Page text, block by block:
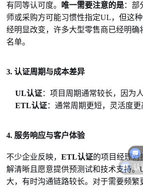
有同等认可度。
唯一需要注意的是：部
师或采购方可能习惯性指定UL，但这
经明显改变，许多大型零售商已经明确
名单。
3. 认证周期与成本差异
UL认证：项目周期通常较长，因为
ETL认证：通常周期更短，灵活度
4. 服务响应与客户体验
不少企业反映，ETL认证的项目经理对
解清晰且愿意提供预测试和技术支持。
大，有时沟通链路较长。对于需要频繁